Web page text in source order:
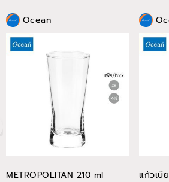
Ocean
METROPOLITAN 210 ml
แก้วเบี